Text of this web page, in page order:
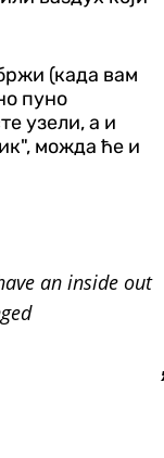
(када вам
пуно
узели, а и
можда ће и
an inside out